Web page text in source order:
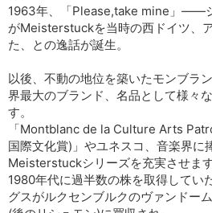
1963年、「Please,take mine」――
がMeisterstuckを当時の西ドイツ、
た、との逸話が誕生。
以後、不動の地位を築いたモンブラ
界最大のブランド、名品として様々
す。
「Montblanc de la Culture Arts
国際文化賞)」やユネスコ、音楽界に
Meisterstuckシリーズを充実させます
1980年代に過半数の株を取得してい
グスがルクセンブルクのヴァンドー